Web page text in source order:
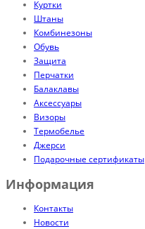
Куртки
Штаны
Комбинезоны
Обувь
Защита
Перчатки
Балаклавы
Аксессуары
Визоры
Термобелье
Джерси
Подарочные сертификаты
Информация
Контакты
Новости